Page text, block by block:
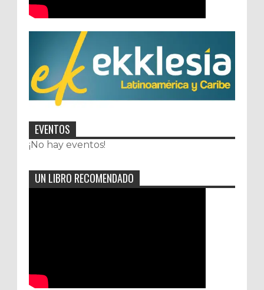
EVENTOS
¡No hay eventos!
UN LIBRO RECOMENDADO